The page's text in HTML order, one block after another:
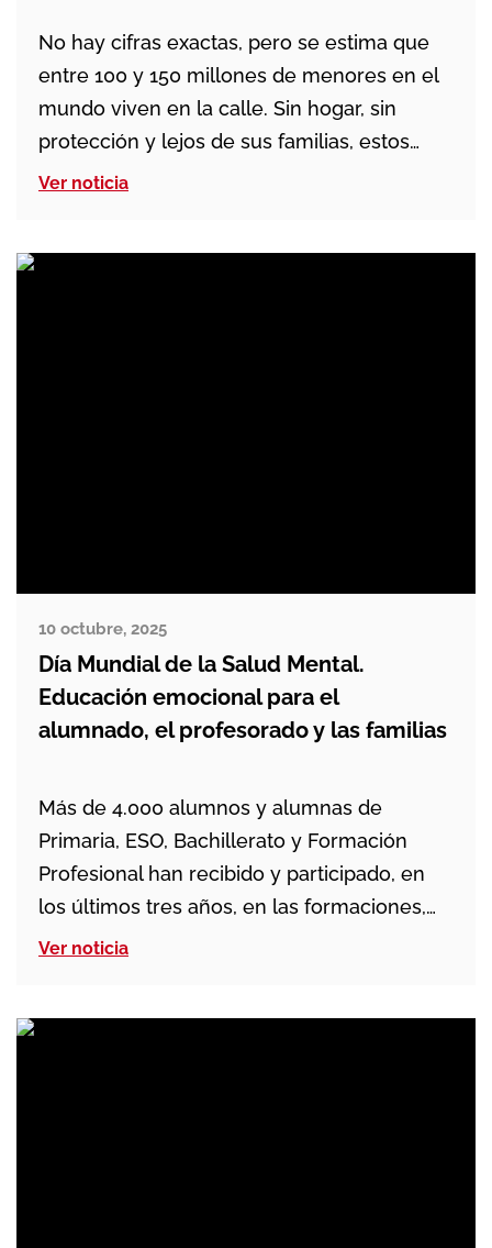
No hay cifras exactas, pero se estima que
entre 100 y 150 millones de menores en el
mundo viven en la calle. Sin hogar, sin
protección y lejos de sus familias, estos
niños y niñas sobreviven en contextos
Ver noticia
10 octubre, 2025
Día Mundial de la Salud Mental.
Educación emocional para el
alumnado, el profesorado y las familias
Más de 4.000 alumnos y alumnas de
Primaria, ESO, Bachillerato y Formación
Profesional han recibido y participado, en
los últimos tres años, en las formaciones,
talleres y jornadas sobre educación
Ver noticia